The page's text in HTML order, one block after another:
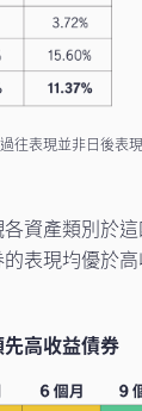
往表現並非日後表
資產類別於
表現均優於高
高收益債券